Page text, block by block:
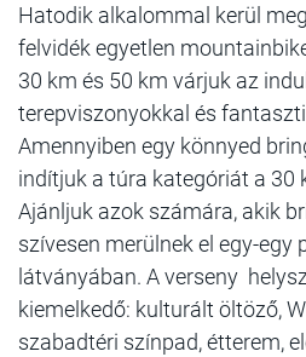
Hatodik alkalommal kerül
felvidék egyetlen
30 km és 50 km várjuk az
terepviszonyokkal és
Amennyiben egy könnyed
indítjuk a túra kategóriát a 30
Ajánljuk azok számára, akik
szívesen merülnek el egy-egy
látványában. A verseny
kiemelkedő: kulturált öltöző,
szabadtéri színpad, étterem,